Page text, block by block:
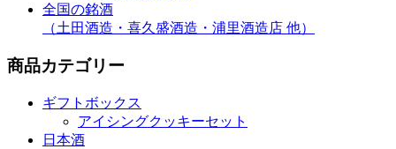
全国の銘酒
（土田酒造・喜久盛酒造・浦里酒造店 他）
商品カテゴリー
ギフトボックス
アイシングクッキーセット
日本酒